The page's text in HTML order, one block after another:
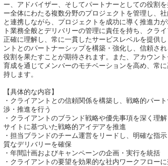
ー、アドバイザー、そしてパートナーとしての役割
ー全体にわたる複数分野のプロジェクトを管理し、
と連携しながら、プロジェクトを成功に導く推進力
ト業務全般とデリバリーの管理に責任を持ち、クラ
正確に理解し、常に一貫したサービスレベルを提供
ントとのパートナーシップを構築・強化し、信頼さ
役割を果たすことが期待されます。また、アカウン
育成を通じてメンバーのモチベーションを高め、常
持します。
【具体的な内容】
・クライアントとの信頼関係を構築し、戦略的パー
渉・推進を行う
・クライアントのブランド戦略や優先事項を深く理
サイトに基づいた戦略的アイデアを推進
・担当ブランドのチーム運営をリードし、明確な指
質なデリバリーを確保
・年間計画およびキャンペーンの企画・実行を統括
・クライアントの要望を効果的な社内ワークフロー